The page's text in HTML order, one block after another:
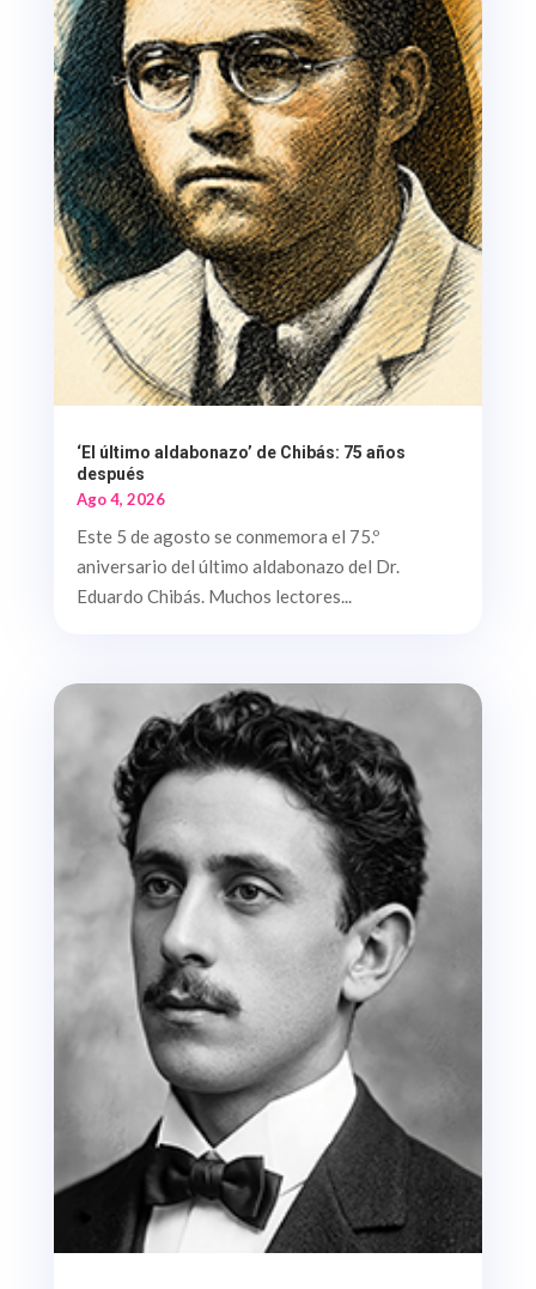
‘El último aldabonazo’ de Chibás: 75 años
después
Ago 4, 2026
Este 5 de agosto se conmemora el 75.º
aniversario del último aldabonazo del Dr.
Eduardo Chibás. Muchos lectores...